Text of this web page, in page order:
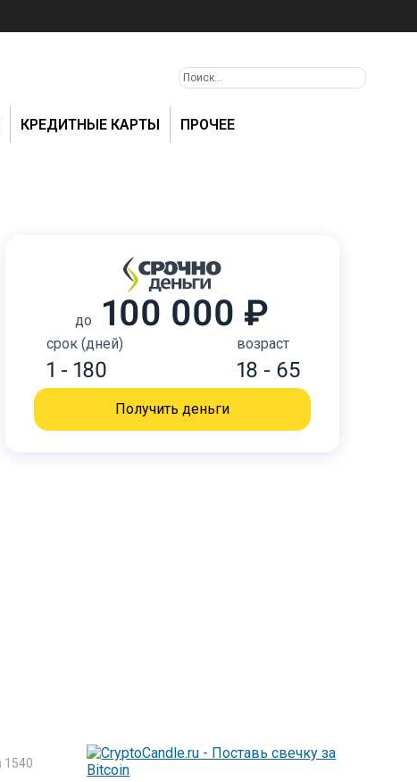
КРЕДИТНЫЕ КАРТЫ ПРОЧЕЕ
до 100 000 ₽
срок (дней)
1 - 180
возраст
18 - 65
Получить деньги
1540